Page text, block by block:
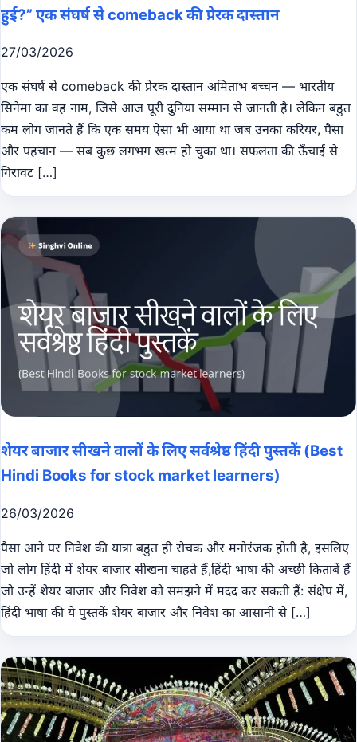
हुई?” एक संघर्ष से comeback की प्रेरक दास्तान
27/03/2026
एक संघर्ष से comeback की प्रेरक दास्तान अमिताभ बच्चन — भारतीय
सिनेमा का वह नाम, जिसे आज पूरी दुनिया सम्मान से जानती है। लेकिन बहुत
कम लोग जानते हैं कि एक समय ऐसा भी आया था जब उनका करियर, पैसा
और पहचान — सब कुछ लगभग खत्म हो चुका था। सफलता की ऊँचाई से
गिरावट […]
शेयर बाजार सीखने वालों के लिए सर्वश्रेष्ठ हिंदी पुस्तकें (Best
Hindi Books for stock market learners)
26/03/2026
पैसा आने पर निवेश की यात्रा बहुत ही रोचक और मनोरंजक होती है, इसलिए
जो लोग हिंदी में शेयर बाजार सीखना चाहते हैं,हिंदी भाषा की अच्छी किताबें हैं
जो उन्हें शेयर बाजार और निवेश को समझने में मदद कर सकती हैं: संक्षेप में,
हिंदी भाषा की ये पुस्तकें शेयर बाजार और निवेश का आसानी से […]